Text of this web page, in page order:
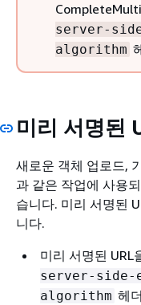
server-
algorithm
미리 서명된
새로운 객체 업로드,
과 같은 작업에 사용
습니다. 미리 서명된
니다.
미리 서명된 URL
server-side-
algorithm 헤